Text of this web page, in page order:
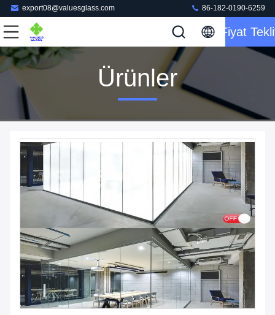
export08@valuesglass.com 86-182-0190-6259
Fiyat
Ürünler